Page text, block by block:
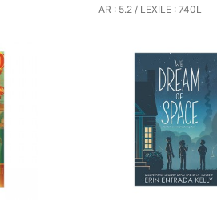
AR : 5.2 / LEXILE : 740L